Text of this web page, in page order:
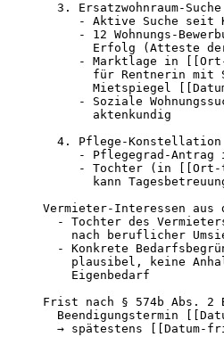
3. Ersatzwohnraum-Suche
- Aktive Suche seit
- 12 Wohnungs-
Erfolg (Atteste
- Marktlage in
für Rentnerin mit
Mietspiegel
- Soziale
       aktenkundig
4. Pflege-Konstellation
- Pflegegrad-Antrag
- Tochter (in
kann
Vermieter-Interessen aus
- Tochter des
nach beruflicher
- Konkrete
plausibel, keine
    Eigenbedarf
Frist nach § 574b Abs. 2
Beendigungstermin
→ spätestens [[Datum-